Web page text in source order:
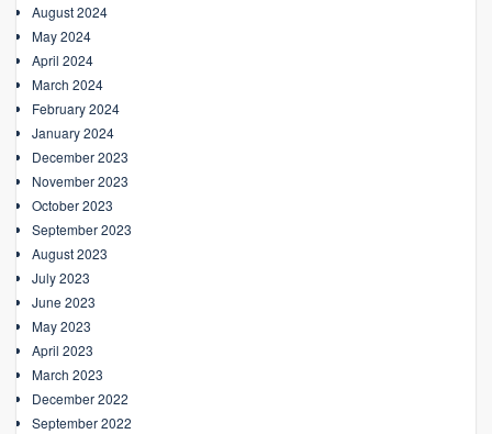
August 2024
May 2024
April 2024
March 2024
February 2024
January 2024
December 2023
November 2023
October 2023
September 2023
August 2023
July 2023
June 2023
May 2023
April 2023
March 2023
December 2022
September 2022